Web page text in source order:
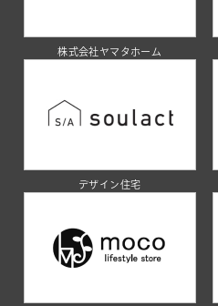
株式会社ヤマタホーム
デザイン住宅